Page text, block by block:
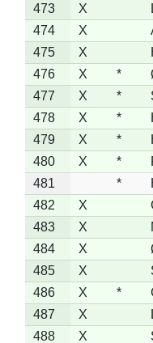
473
X
474
X
475
X
476
X *
477
X *
478
X *
479
X *
480
X *
481
*
482
X
483
X
484
X
485
X
486
X *
487
X
488
X